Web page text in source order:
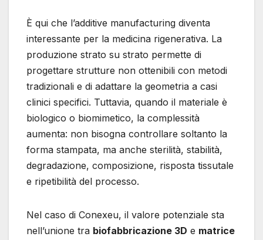
È qui che l’additive manufacturing diventa
interessante per la medicina rigenerativa. La
produzione strato su strato permette di
progettare strutture non ottenibili con metodi
tradizionali e di adattare la geometria a casi
clinici specifici. Tuttavia, quando il materiale è
biologico o biomimetico, la complessità
aumenta: non bisogna controllare soltanto la
forma stampata, ma anche sterilità, stabilità,
degradazione, composizione, risposta tissutale
e ripetibilità del processo.
Nel caso di Conexeu, il valore potenziale sta
nell’unione tra biofabbricazione 3D e matrice